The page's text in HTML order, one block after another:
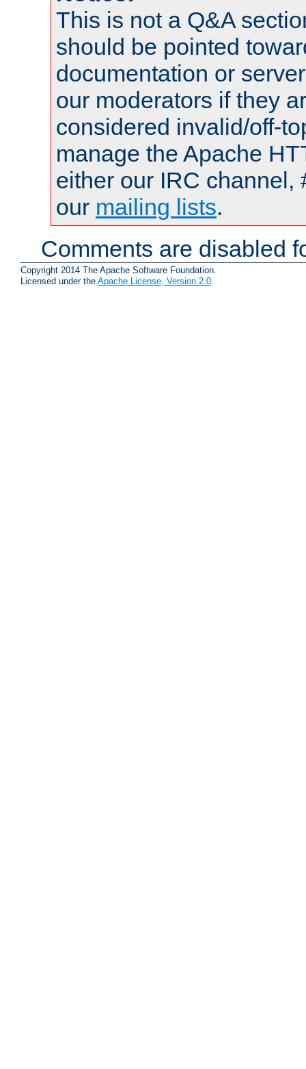
This is not a Q&A
should be pointed
documentation or
our moderators if they
considered invalid/off-
manage the Apache
either our IRC channel,
our mailing lists.
Comments are disabled
Copyright 2014 The Apache Software Foundation.
Licensed under the Apache License, Version 2.0